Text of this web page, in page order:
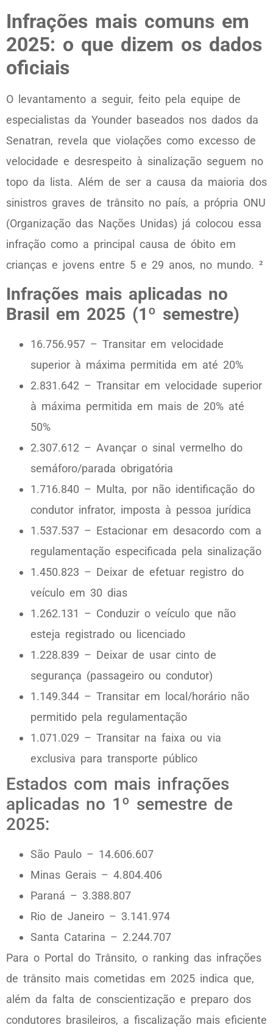
Infrações mais comuns em
2025: o que dizem os dados
oficiais
O levantamento a seguir, feito pela equipe de
especialistas da Younder baseados nos dados da
Senatran, revela que violações como excesso de
velocidade e desrespeito à sinalização seguem no
topo da lista. Além de ser a causa da maioria dos
sinistros graves de trânsito no país, a própria ONU
(Organização das Nações Unidas) já colocou essa
infração como a principal causa de óbito em
crianças e jovens entre 5 e 29 anos, no mundo. ²
Infrações mais aplicadas no
Brasil em 2025 (1º semestre)
16.756.957 – Transitar em velocidade
superior à máxima permitida em até 20%
2.831.642 – Transitar em velocidade superior
à máxima permitida em mais de 20% até
50%
2.307.612 – Avançar o sinal vermelho do
semáforo/parada obrigatória
1.716.840 – Multa, por não identificação do
condutor infrator, imposta à pessoa jurídica
1.537.537 – Estacionar em desacordo com a
regulamentação especificada pela sinalização
1.450.823 – Deixar de efetuar registro do
veículo em 30 dias
1.262.131 – Conduzir o veículo que não
esteja registrado ou licenciado
1.228.839 – Deixar de usar cinto de
segurança (passageiro ou condutor)
1.149.344 – Transitar em local/horário não
permitido pela regulamentação
1.071.029 – Transitar na faixa ou via
exclusiva para transporte público
Estados com mais infrações
aplicadas no 1º semestre de
2025:
São Paulo – 14.606.607
Minas Gerais – 4.804.406
Paraná – 3.388.807
Rio de Janeiro – 3.141.974
Santa Catarina – 2.244.707
Para o Portal do Trânsito, o ranking das infrações
de trânsito mais cometidas em 2025 indica que,
além da falta de conscientização e preparo dos
condutores brasileiros, a fiscalização mais eficiente